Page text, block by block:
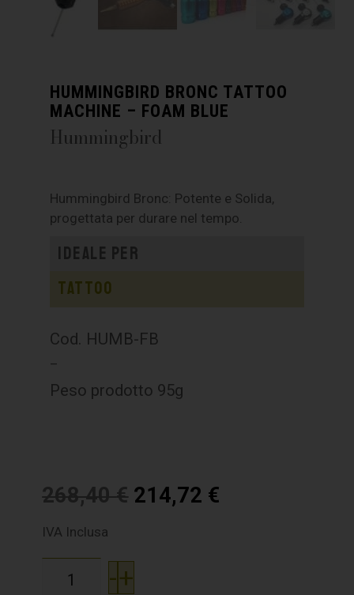
HUMMINGBIRD BRONC TATTOO
MACHINE – FOAM BLUE
Hummingbird
Hummingbird Bronc: Potente e Solida,
progettata per durare nel tempo.
Ideale per
Tattoo
Cod. HUMB-FB
–
Peso prodotto 95g
268,40€ 214,72 €
IVA Inclusa
-+